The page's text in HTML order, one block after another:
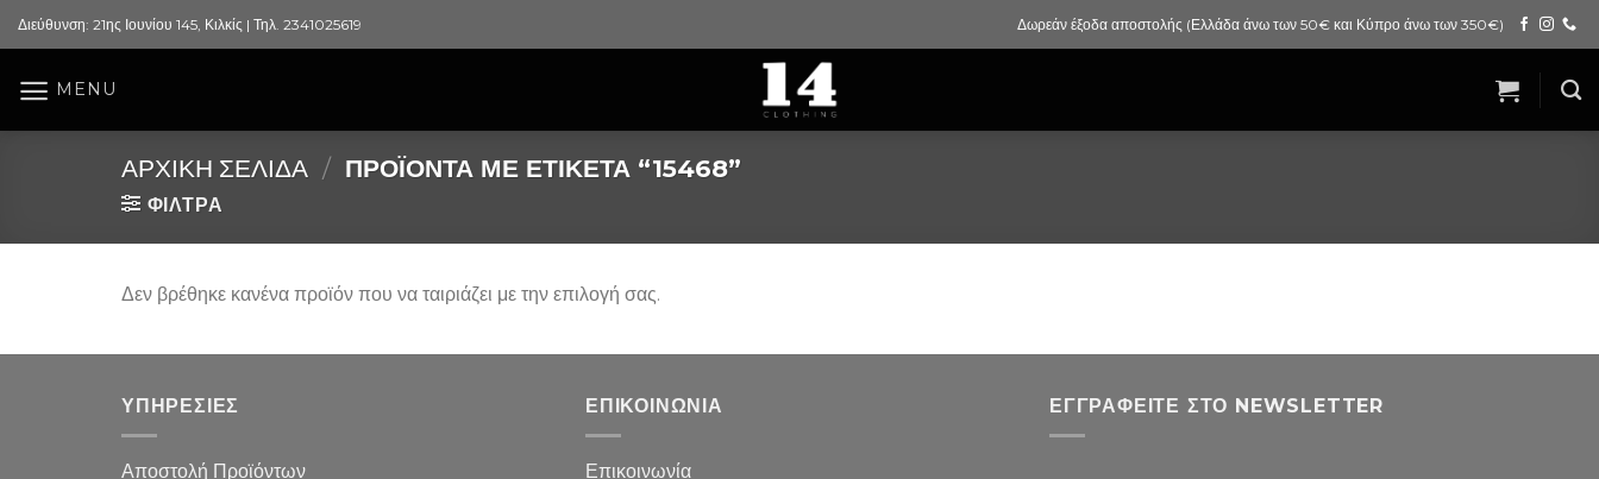
Skip
to
Διεύθυνση: 21ης Ιουνίου 145, Κιλκίς | Τηλ. 2341025619 Δωρεάν έξοδα αποστολής (Ελλάδα άνω των 50€ και Κύπρο άνω των 350€)
MENU
ΑΡΧΙΚΉ ΣΕΛΊΔΑ / ΠΡΟΪΌΝΤΑ ΜΕ ΕΤΙΚΈΤΑ “15468”
ΦΙΛΤΡΑ
Δεν βρέθηκε κανένα προϊόν που να ταιριάζει με την επιλογή σας.
ΥΠΗΡΕΣΙΕΣ
Αποστολή Προϊόντων
ΕΠΙΚΟΙΝΩΝΙΑ
Επικοινωνία
ΕΓΓΡΑΦΕΊΤΕ ΣΤΟ NEWSLETTER